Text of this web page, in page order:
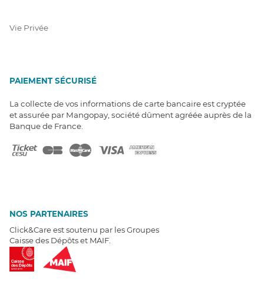
Vie Privée
PAIEMENT SÉCURISÉ
La collecte de vos informations de carte bancaire est cryptée
et assurée par Mangopay, société dûment agréée auprès de la
Banque de France.
NOS PARTENAIRES
Click&Care est soutenu par les Groupes
Caisse des Dépôts et MAIF.